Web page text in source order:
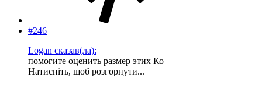
#246
Logan сказав(ла):
помогите оценить размер этих Ко
Натисніть, щоб розгорнути...